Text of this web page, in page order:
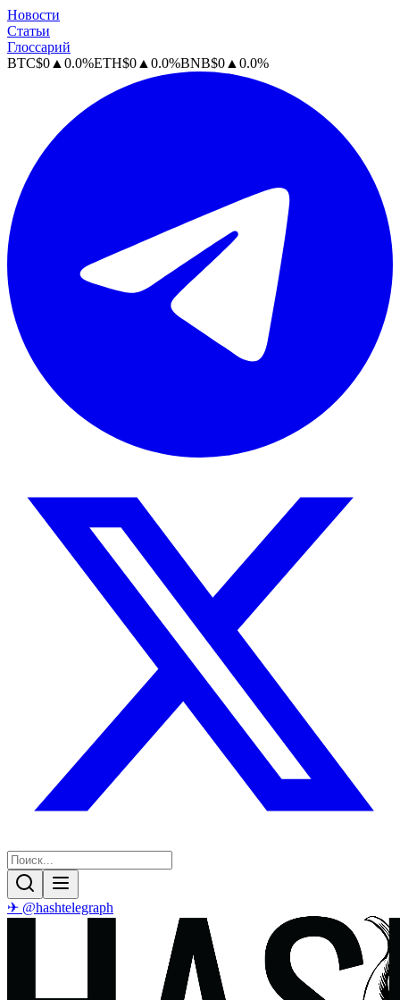
Новости
Статьи
Глоссарий
BTC$0 ▲ 0.0%ETH$0 ▲ 0.0%BNB$0 ▲ 0.0%
✈ @hashtelegraph